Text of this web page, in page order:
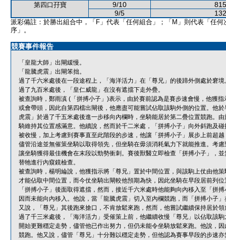
第四口孖寶 9/10
9/5
派彩備註：於勝出組合中，「F」代表「任何組合」；「M」則代表「任何
序」。
競賽事件報告
「皇龍大師」出閘緩慢。
「龍騰虎震」出閘笨拙。
過了千六米處後在一段途程上，「海洋活力」在「尊兄」的後蹄外側處於窘境
過了九百米處後，「皇仁威龍」在沒有遮擋下走外疊。
被查詢時，鄭雨滇 (「拼搏小子」)表示，由於賽前認為是賽步速會慢，他獲
或會帶頭，因此自第四檔出閘後，他應盡可能嘗試佔取該駒外側的位置。他
虎震」於過了千五米處後進一步移向內欄時，坐騎能居於第二疊位置競跑。
騎維持其位置感滿意。他續說，然而於千二米處，「拼搏小子」向外斜跑及
被收慢，加上考慮到賽事直至此階段的步速，他讓「拼搏小子」展步上前超
儘管沿途並無催策坐騎以取得領先，但坐騎在毋須消耗氣力下就能推進。考
讓坐騎獲得最佳機會在末段以勁勢衝刺。賽後獸醫立即檢查「拼搏小子」，
替牠進行內窺鏡檢查。
被查詢時，楊明綸說，他獲指示將「尊兄」置於中間位置，與該駒上仗由他
才能佔取中間位置，而今仗坐騎出閘較他預期為快，因此坐騎在早段居前列
「拼搏小子」後面取得遮擋，然而，接近千六米處時他能夠向內移入至「拼
因而未能向內移入。他說，當「龍騰虎震」切入至內欄競跑，而「拼搏小子
又說，「尊兄」其後跑來搶口，不肯放鬆來跑，然而，他嘗試繼續保持居於
過了千三米處後，「海洋活力」受催策上前，他繼續收慢「尊兄」以佔取該
開始更難穩定走勢，儘管他已作出努力，但仍未能令坐騎放鬆來跑。他說，
競跑。他又說，儘管「尊兄」十分難以穩定走勢，但他認為賽事早段的步速